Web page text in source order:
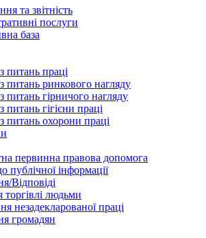
та звітність
послуги
база
питань праці
питань ринкового нагляду
питань гірничого нагляду
гігієни праці
питань охорони праці
первинна правова допомога
публічної інформації
Відповіді
торгівлі людьми
незадекларованої праці
громадян